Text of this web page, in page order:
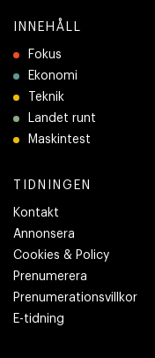
INNEHÅLL
Fokus
Ekonomi
Teknik
Landet runt
Maskintest
TIDNINGEN
Kontakt
Annonsera
Cookies & Policy
Prenumerera
Prenumerationsvillkor
E-tidning